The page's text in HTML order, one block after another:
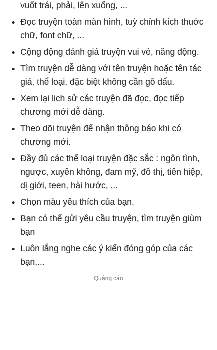
vuốt trái, phải, lên xuống, ...
Đọc truyện toàn màn hình, tuỳ chỉnh kích thuớc
chữ, font chữ, ...
Cộng động đánh giá truyện vui vẻ, năng động.
Tìm truyện dễ dàng với tên truyện hoặc tên tác
giả, thể loại, đặc biệt không cần gõ dấu.
Xem lại lich sử các truyện đã đọc, đọc tiếp
chương mới dễ dàng.
Theo dõi truyện để nhận thông báo khi có
chương mới.
Đầy đủ các thể loại truyện đặc sắc : ngôn tình,
ngược, xuyên không, đam mỹ, đô thị, tiên hiệp,
dị giới, teen, hài hước, ...
Chọn màu yêu thích của bạn.
Bạn có thể gửi yêu cầu truyện, tìm truyện giùm
bạn
Luôn lắng nghe các ý kiến đóng góp của các
bạn,...